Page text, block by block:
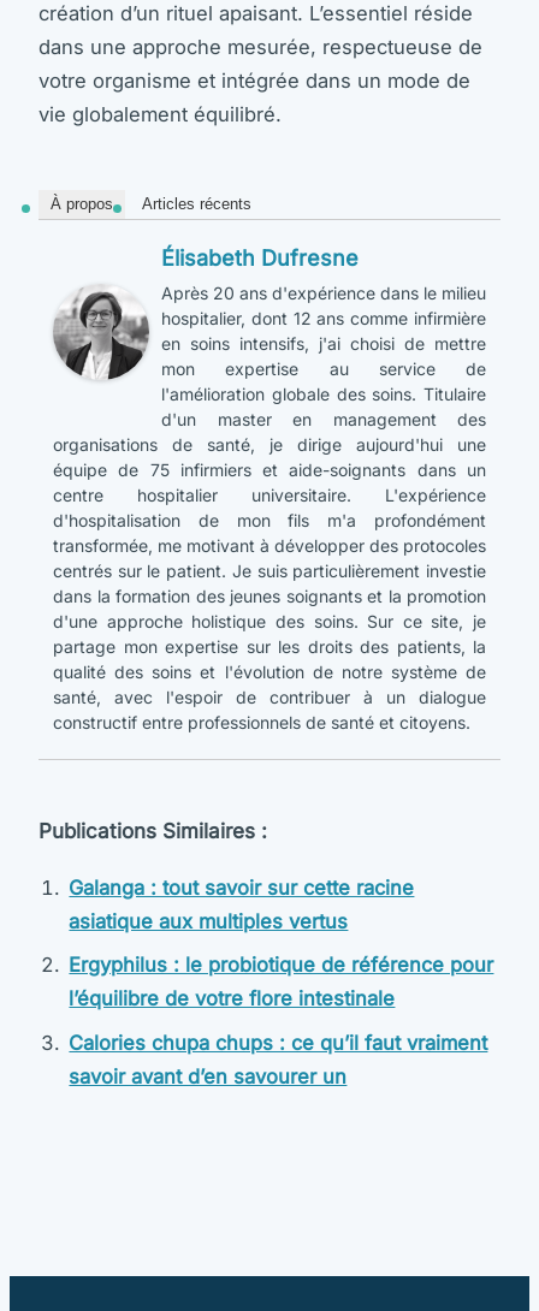
création d’un rituel apaisant. L’essentiel réside
dans une approche mesurée, respectueuse de
votre organisme et intégrée dans un mode de
vie globalement équilibré.
À propos Articles récents
Élisabeth Dufresne
Après 20 ans d'expérience dans le milieu
hospitalier, dont 12 ans comme infirmière
en soins intensifs, j'ai choisi de mettre
mon expertise au service de
l'amélioration globale des soins. Titulaire
d'un master en management des
organisations de santé, je dirige aujourd'hui une
équipe de 75 infirmiers et aide-soignants dans un
centre hospitalier universitaire. L'expérience
d'hospitalisation de mon fils m'a profondément
transformée, me motivant à développer des protocoles
centrés sur le patient. Je suis particulièrement investie
dans la formation des jeunes soignants et la promotion
d'une approche holistique des soins. Sur ce site, je
partage mon expertise sur les droits des patients, la
qualité des soins et l'évolution de notre système de
santé, avec l'espoir de contribuer à un dialogue
constructif entre professionnels de santé et citoyens.
Publications Similaires :
Galanga : tout savoir sur cette racine
asiatique aux multiples vertus
Ergyphilus : le probiotique de référence pour
l’équilibre de votre flore intestinale
Calories chupa chups : ce qu’il faut vraiment
savoir avant d’en savourer un